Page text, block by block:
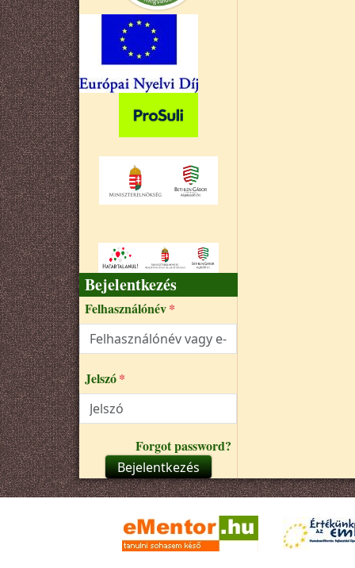
Bejelentkezés
Felhasználónév
Jelszó
Forgot password?
Bejelentkezés